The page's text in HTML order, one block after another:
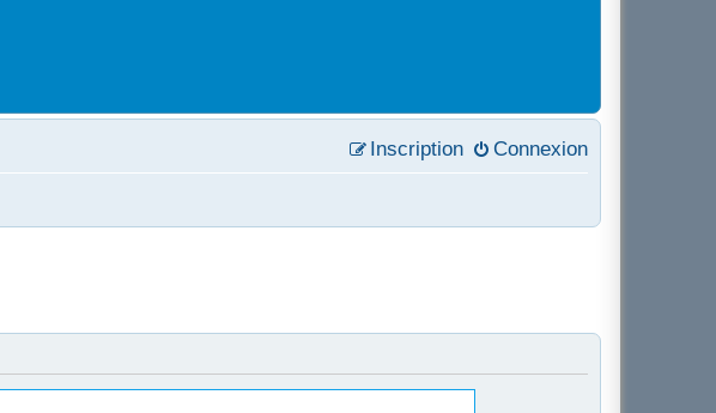
Connexion
Inscription